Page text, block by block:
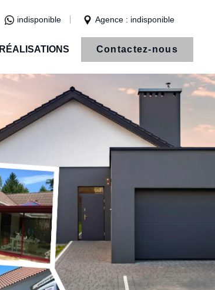
indisponible Agence : indisponible
RÉALISATIONS Contactez-nous